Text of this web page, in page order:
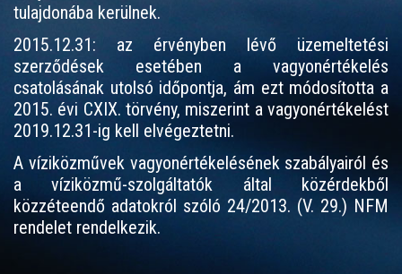
tulajdonába kerülnek.
2015.12.31: az érvényben lévő üzemeltetési
szerződések esetében a vagyonértékelés
csatolásának utolsó időpontja, ám ezt módosította a
2015. évi CXIX. törvény, miszerint a vagyonértékelést
2019.12.31-ig kell elvégeztetni.
A víziközművek vagyonértékelésének szabályairól és
a víziközmű-szolgáltatók által közérdekből
közzéteendő adatokról szóló 24/2013. (V. 29.) NFM
rendelet rendelkezik.